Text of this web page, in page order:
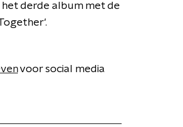
het derde album met de
voor social media